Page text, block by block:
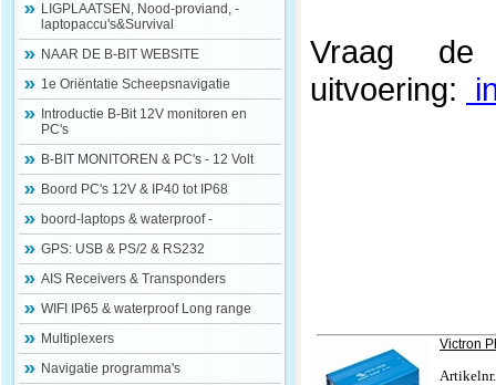
LIGPLAATSEN, Nood-proviand, -
laptopaccu's&Survival
NAAR DE B-BIT WEBSITE
1e Oriëntatie Scheepsnavigatie
Introductie B-Bit 12V monitoren en
PC's
B-BIT MONITOREN & PC's - 12 Volt
Boord PC's 12V & IP40 tot IP68
boord-laptops & waterproof -
GPS: USB & PS/2 & RS232
AIS Receivers & Transponders
WIFI IP65 & waterproof Long range
Multiplexers
Navigatie programma's
Vraag
uitvoering:
Victron